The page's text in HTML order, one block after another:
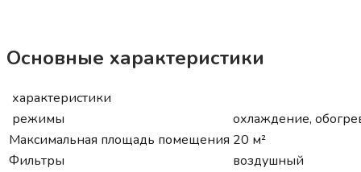
Основные характеристики
характеристики
режимы
охлаждение,
Максимальная площадь помещения 20 м²
Фильтры
воздушный